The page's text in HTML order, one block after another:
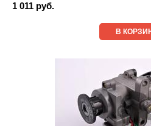
1 011 руб.
В